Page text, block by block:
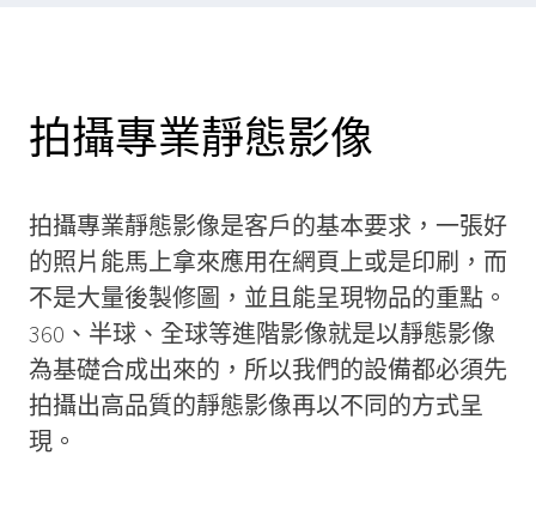
拍攝專業靜態影像
拍攝專業靜態影像是客戶的基本要求，一張好
的照片能馬上拿來應用在網頁上或是印刷，而
不是大量後製修圖，並且能呈現物品的重點。
360、半球、全球等進階影像就是以靜態影像
為基礎合成出來的，所以我們的設備都必須先
拍攝出高品質的靜態影像再以不同的方式呈
現。